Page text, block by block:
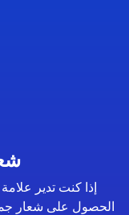
إذا كنت تدير
الحصول على شعار